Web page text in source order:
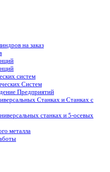
на заказ
систем
Систем
Предприятий
Станках и Станках с
станках и 5-осевых
металла